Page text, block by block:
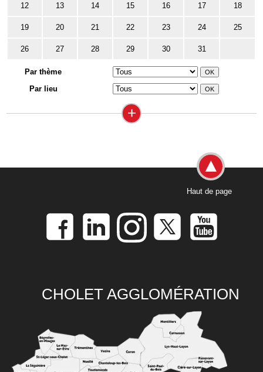
12 13 14 15 16 17 18
19 20 21 22 23 24 25
26 27 28 29 30 31
Par thème
Par lieu
+
Haut de page
CHOLET AGGLOMÉRATION